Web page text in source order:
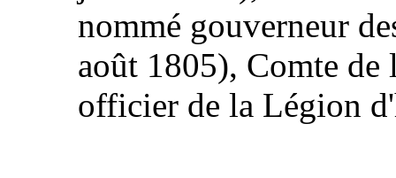
nommé gouverneur
août 1805), Comte
officier de la Légion